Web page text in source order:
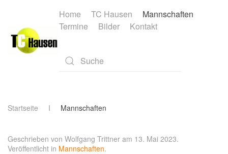
Skip to main content
Home TC Hausen
Mannschaften
Termine
Bilder Kontakt
Startseite Mannschaften
Geschrieben von Wolfgang Trittner am 13. Mai 2023.
Veröffentlicht in Mannschaften.